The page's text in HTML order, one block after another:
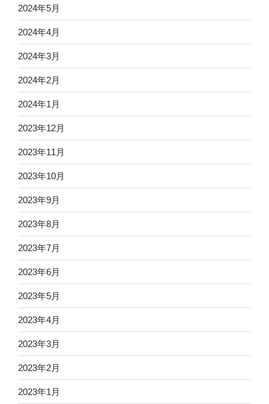
2024年5月
2024年4月
2024年3月
2024年2月
2024年1月
2023年12月
2023年11月
2023年10月
2023年9月
2023年8月
2023年7月
2023年6月
2023年5月
2023年4月
2023年3月
2023年2月
2023年1月